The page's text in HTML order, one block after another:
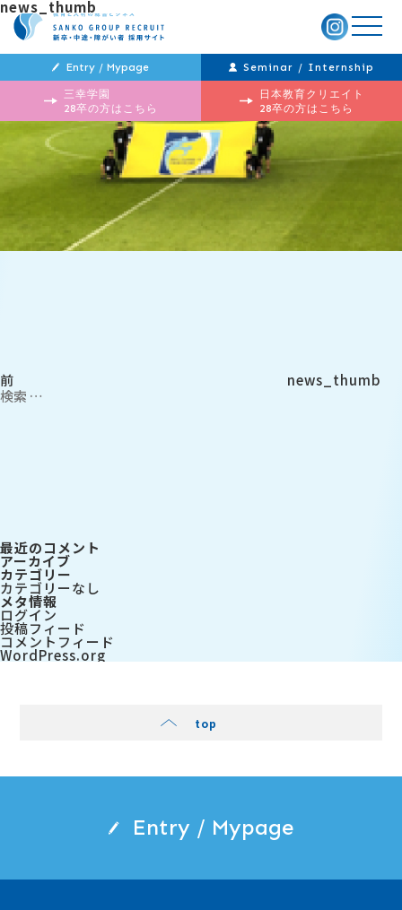
メ
ニ
ー
Entry / Mypage Seminar / Internship
三幸学園
28卒の方はこちら
日本教育クリエイト
28卒の方はこちら
news_thumb
投
過
前 news_thumb
検
索:
最近のコメント
アーカイブ
カテゴリー
カテゴリーなし
メタ情報
ログイン
投稿フィード
コメントフィード
WordPress.org
top
Entry / Mypage